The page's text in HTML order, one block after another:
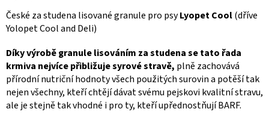
České za studena lisované granule pro psyLyopet Cool(dříve
Yolopet Cool and Deli)
Díky výrobě granule lisováním za studena se tato řada
krmiva nejvíce přibližuje syrové stravě, plně zachovává
přírodní nutriční hodnoty všech použitých surovin a potěší tak
nejen všechny, kteří chtějí dávat svému pejskovi kvalitní stravu,
ale je stejně tak vhodné i pro ty, kteří upřednostňují BARF.